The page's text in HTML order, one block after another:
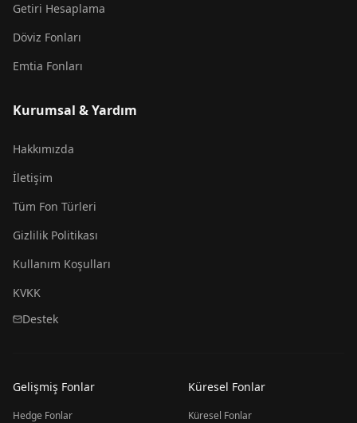
Getiri Hesaplama
Döviz Fonları
Emtia Fonları
Kurumsal & Yardım
Hakkımızda
İletişim
Tüm Fon Türleri
Gizlilik Politikası
Kullanım Koşulları
KVKK
Destek
Gelişmiş Fonlar
Hedge Fonlar
Küresel Fonlar
Küresel Fonlar